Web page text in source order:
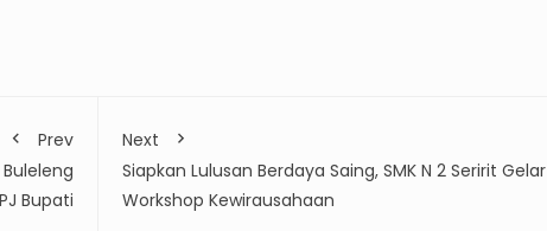
Prev
Bupati
Next
Siapkan Lulusan Berdaya Saing, SMK N 2 Seririt Gelar
Workshop Kewirausahaan